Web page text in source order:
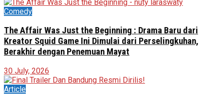
Comedy
The Affair Was Just the Beginning : Drama Baru dari
Kreator Squid Game Ini Dimulai dari Perselingkuhan,
Berakhir dengan Penemuan Mayat
30 July, 2026
Article